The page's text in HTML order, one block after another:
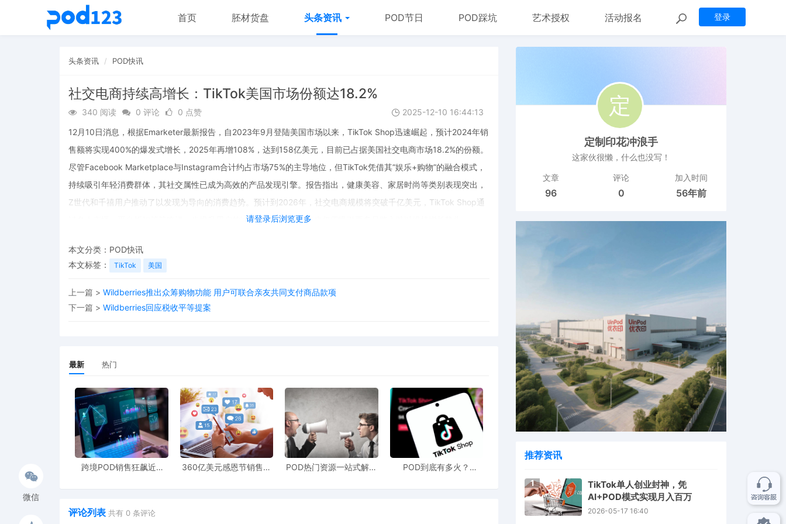
登录
首页 胚材货盘 头条资讯 POD节日 POD踩坑 艺术授权 活动报名
头条资讯 POD快讯
社交电商持续高增长：TikTok美国市场份额达18.2%
340 阅读 0 评论 0 点赞 2025-12-10 16:44:13
请登录后浏览更多
12月10日消息，根据Emarketer最新报告，自2023年9月登陆美国市场以来，TikTok Shop迅速崛起，预计2024年销
售额将实现400%的爆发式增长，2025年再增108%，达到158亿美元，目前已占据美国社交电商市场18.2%的份额。
尽管Facebook Marketplace与Instagram合计约占市场75%的主导地位，但TikTok凭借其“娱乐+购物”的融合模式，
持续吸引年轻消费群体，其社交属性已成为高效的产品发现引擎。报告指出，健康美容、家居时尚等类别表现突出，
Z世代和千禧用户推动了以发现为导向的消费趋势。预计到2026年，社交电商规模将突破千亿美元，TikTok Shop通
过名人直播、平台折扣等策略进一步提升用户的冲动购物体验，但未来仍需吸引更多品牌入驻以维持增长势头。
微信
本文分类： POD快讯
本文标签：
TikTok 美国
上一篇 > Wildberries推出众筹购物功能 用户可联合亲友共同支付商品款项
下一篇 > Wildberries回应税收平等提案
最新 热门
跨境POD销售狂飙近5
360亿美元感恩节销售额
POD热门资源一站式解决
POD到底有多火？
评论列表 共有 0 条评论
定制印花冲浪手
这家伙很懒，什么也没写！
文章
96
评论
0
加入时间
56年前
推荐资讯
1
TikTok单人创业封神，凭
AI+POD模式实现月入百万
2026-05-17 16:40